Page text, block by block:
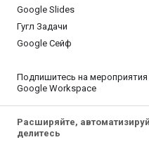
Google Slides
Гугл Задачи
Google Сейф
Подпишитесь на мероприятия
Google Workspace
Расширяйте,
делитесь